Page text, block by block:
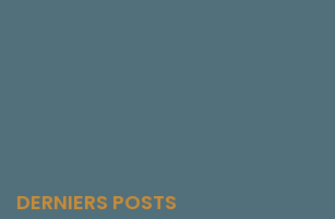
DERNIERS POSTS